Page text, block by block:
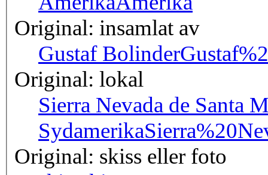
Original: insamlat av
Gustaf Bolinder
Original: lokal
Sierra Nevada de Santa
Sydamerika
Original: skiss eller foto